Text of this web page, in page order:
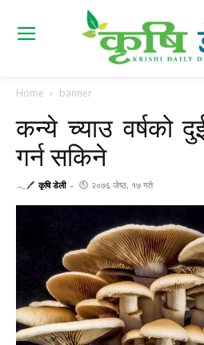
Home banner
कन्ये च्याउ वर्षको
गर्न सकिने
𓂃🖊 कृषि डेली - २०७६ जेष्ठ, १७ गते